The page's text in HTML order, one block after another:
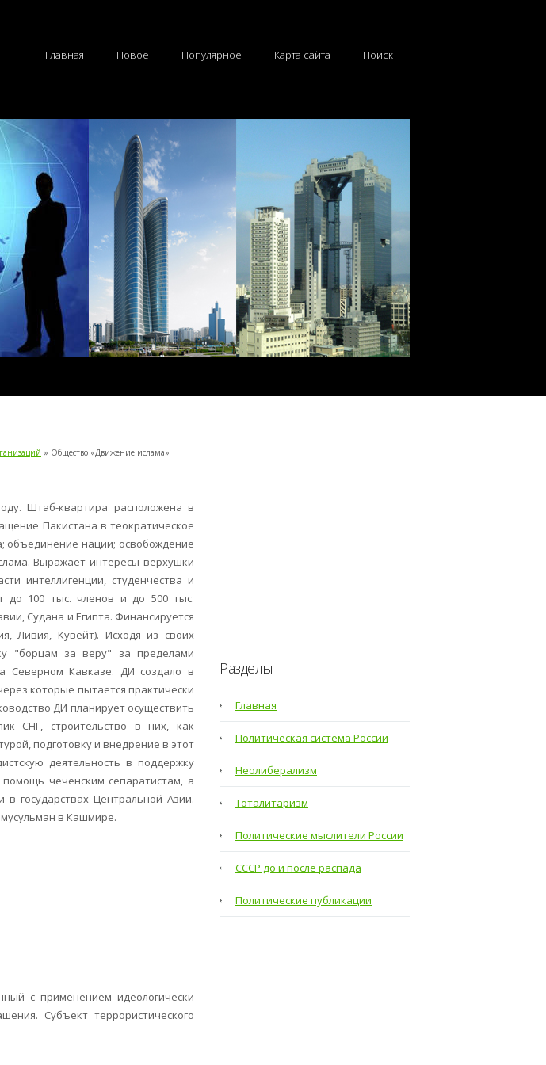
Главная Новое Популярное Карта сайта Поиск
» Общество «Движение ислама»
Штаб-квартира расположена в
Пакистана в теократическое
объединение нации; освобождение
Выражает интересы верхушки
интеллигенции, студенчества и
до 100 тыс. членов и до 500 тыс.
Судана и Египта. Финансируется
Ливия, Кувейт). Исходя из своих
"борцам за веру" за пределами
Северном Кавказе. ДИ создало в
которые пытается практически
ДИ планирует осуществить
СНГ, строительство в них, как
подготовку и внедрение в этот
деятельность в поддержку
чеченским сепаратистам, а
государствах Центральной Азии.
в Кашмире.
с применением идеологически
Субъект террористического
Разделы
Главная
Политическая система России
Неолиберализм
Тоталитаризм
Политические мыслители России
СССР до и после распада
Политические публикации